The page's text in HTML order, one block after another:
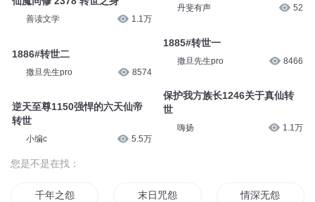
善读文学 1.1万
1886#转世二
撒旦先生pro 8574
逆天至尊1150强悍的六天仙帝
转世
小编c 5.5万
丹斐有声 52
1885#转世一
撒旦先生pro 8466
保护我方族长1246关于真仙转
世
嗨扬 1.1万
您是不是在找：
千年之怨 末日咒怨 情深无怨